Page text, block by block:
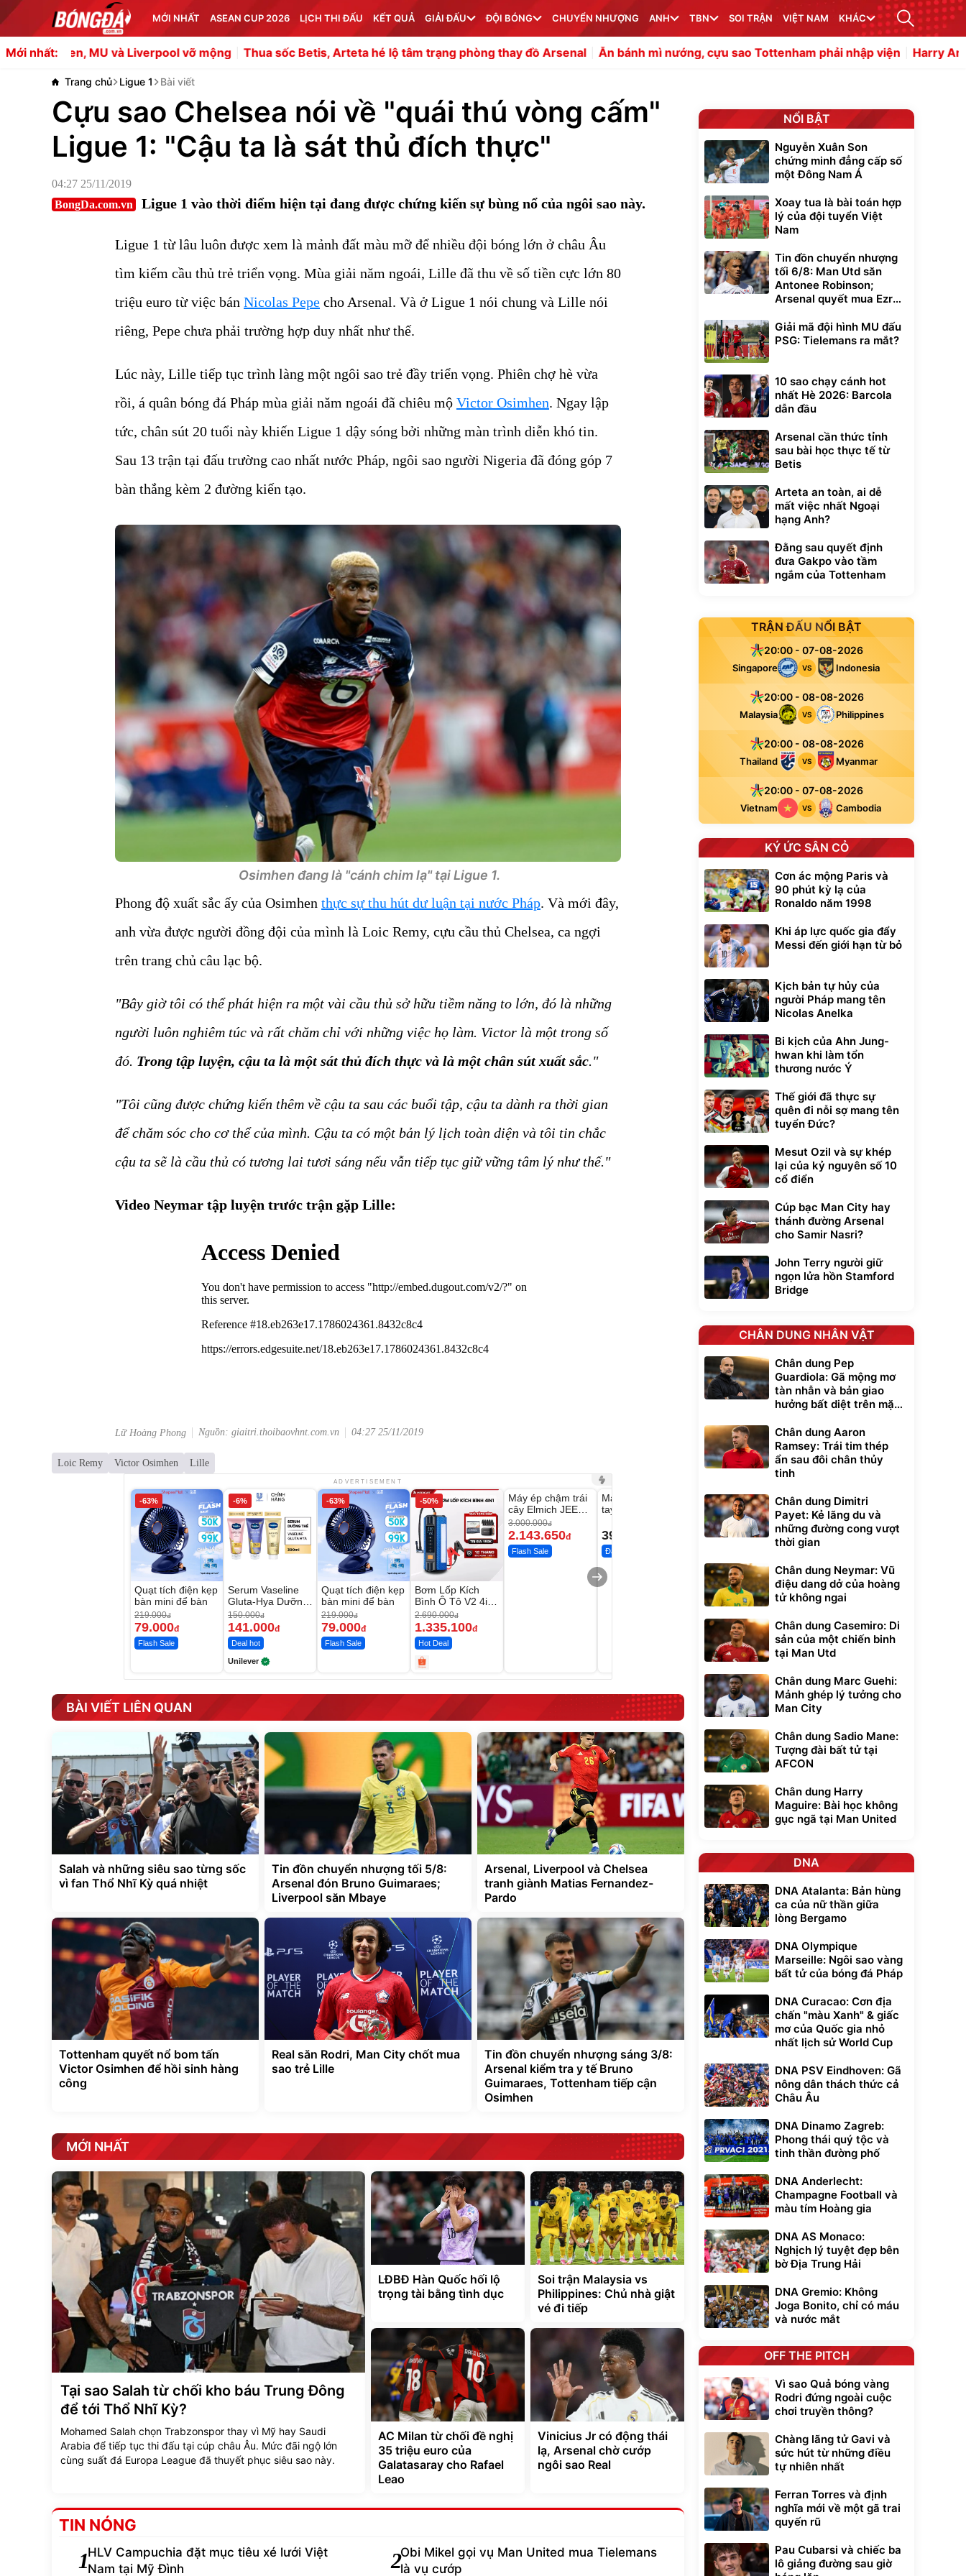
MỚI NHẤT ASEAN CUP 2026 LỊCH THI ĐẤU KẾT QUẢ GIẢI ĐẤU ĐỘI BÓNG CHUYỂN NHƯỢNG ANH TBN SOI TRẬN VIỆT NAM KHÁC
Mới nhất:
MU và Liverpool vỡ mộng Thua sốc Betis, Arteta hé lộ tâm trạng phòng thay đồ Arsenal Ăn bánh mì nướng, cựu sao Tottenham phải nhập viện Harry Amass cản bước
Trang chủ Ligue 1 Bài viết
Cựu sao Chelsea nói về "quái thú vòng cấm"
Ligue 1: "Cậu ta là sát thủ đích thực"
04:27 25/11/2019
BongDa.com.vn
Ligue 1 vào thời điểm hiện tại đang được chứng kiến sự bùng nổ của ngôi sao này.
Ligue 1 từ lâu luôn được xem là mảnh đất màu mỡ để nhiều đội bóng lớn ở châu Âu
tìm kiếm cầu thủ trẻ triển vọng. Mùa giải năm ngoái, Lille đã thu về số tiền cực lớn 80
triệu euro từ việc bán Nicolas Pepe cho Arsenal. Và ở Ligue 1 nói chung và Lille nói
riêng, Pepe chưa phải trường hợp duy nhất như thế.
Lúc này, Lille tiếp tục trình làng một ngôi sao trẻ đầy triển vọng. Phiên chợ hè vừa
rồi, á quân bóng đá Pháp mùa giải năm ngoái đã chiêu mộ Victor Osimhen. Ngay lập
tức, chân sút 20 tuổi này khiến Ligue 1 dậy sóng bởi những màn trình diễn khó tin.
Sau 13 trận tại đấu trường cao nhất nước Pháp, ngôi sao người Nigeria đã đóng góp 7
bàn thắng kèm 2 đường kiến tạo.
Osimhen đang là "cánh chim lạ" tại Ligue 1.
Phong độ xuất sắc ấy của Osimhen thực sự thu hút dư luận tại nước Pháp. Và mới đây,
anh vừa được người đồng đội của mình là Loic Remy, cựu cầu thủ Chelsea, ca ngợi
trên trang chủ câu lạc bộ.
"Bây giờ tôi có thể phát hiện ra một vài cầu thủ sở hữu tiềm năng to lớn, đó là những
người luôn nghiêm túc và rất chăm chỉ với những việc họ làm. Victor là một trong số
đó. Trong tập luyện, cậu ta là một sát thủ đích thực và là một chân sút xuất sắc."
"Tôi cũng được chứng kiến thêm về cậu ta sau các buổi tập, cậu ta dành ra thời gian
để chăm sóc cho cơ thể của mình. Cậu ta có một bản lý lịch toàn diện và tôi tin chắc
cậu ta sẽ là cầu thủ có tương lai tươi sáng nếu vẫn tiếp tục giữ vững tâm lý như thế."
Video Neymar tập luyện trước trận gặp Lille:
Lữ Hoàng Phong Nguồn: giaitri.thoibaovhnt.com.vn 04:27 25/11/2019
Loic Remy Victor Osimhen Lille
ADVERTISEMENT
-63%
Quạt tích điện kẹp
bàn mini để bàn
219.000đ
79.000đ
Flash Sale
-6%
Serum Vaseline
Gluta-Hya Dưỡng
Da Sáng Mịn Sau
7 Ngày
150.000đ
141.000đ
Deal hot
Unilever
-63%
Quạt tích điện kẹp
bàn mini để bàn
219.000đ
79.000đ
Flash Sale
-50%
Bơm Lốp Kích
Bình Ô Tô V2 4in1
MEDICAR –
12.000mAh
2.690.000đ
1.335.100đ
Hot Deal
-28%
Máy ép chậm trái
cây Elmich JEE
1855OL
3.000.000đ
2.143.650đ
Flash Sale
Máy rửa xe cầm
tay xịt rửa cao áp
399.000
Đã bán nhiều
Bạt phủ xe ô tô
cao cấp, tráng
325.000đ
Đã bán nhiều
Xe đạp điện trợ
lực G-Force C14
tiện lợi
7.092.000đ
Đang xem nhiều
BÀI VIẾT LIÊN QUAN
Salah và những siêu sao từng sốc
vì fan Thổ Nhĩ Kỳ quá nhiệt
Tin đồn chuyển nhượng tối 5/8:
Arsenal đón Bruno Guimaraes;
Liverpool săn Mbaye
Arsenal, Liverpool và Chelsea
tranh giành Matias Fernandez-
Pardo
Tottenham quyết nổ bom tấn
Victor Osimhen để hồi sinh hàng
công
Real săn Rodri, Man City chốt mua
sao trẻ Lille
Tin đồn chuyển nhượng sáng 3/8:
Arsenal kiểm tra y tế Bruno
Guimaraes, Tottenham tiếp cận
Osimhen
MỚI NHẤT
Tại sao Salah từ chối kho báu Trung Đông
để tới Thổ Nhĩ Kỳ?
Mohamed Salah chọn Trabzonspor thay vì Mỹ hay Saudi
Arabia để tiếp tục thi đấu tại cúp châu Âu. Mức đãi ngộ lớn
cùng suất đá Europa League đã thuyết phục siêu sao này.
LĐBĐ Hàn Quốc hối lộ
trọng tài bằng tình dục
Soi trận Malaysia vs
Philippines: Chủ nhà giật
vé đi tiếp
AC Milan từ chối đề nghị
35 triệu euro của
Galatasaray cho Rafael
Leao
Vinicius Jr có động thái
lạ, Arsenal chờ cướp
ngôi sao Real
TIN NÓNG
1HLV Campuchia đặt mục tiêu xé lưới Việt
Nam tại Mỹ Đình
2Obi Mikel gọi vụ Man United mua Tielemans
là vụ cướp
NỔI BẬT
Nguyễn Xuân Son
chứng minh đẳng cấp số
một Đông Nam Á
Xoay tua là bài toán hợp
lý của đội tuyển Việt
Nam
Tin đồn chuyển nhượng
tối 6/8: Man Utd săn
Antonee Robinson;
Arsenal quyết mua Ezri
Giải mã đội hình MU đấu
PSG: Tielemans ra mắt?
10 sao chạy cánh hot
nhất Hè 2026: Barcola
dẫn đầu
Arsenal cần thức tỉnh
sau bài học thực tế từ
Betis
Arteta an toàn, ai dễ
mất việc nhất Ngoại
hạng Anh?
Đằng sau quyết định
đưa Gakpo vào tầm
ngắm của Tottenham
TRẬN ĐẤU NỔI BẬT
20:00 - 07-08-2026
Singapore VS Indonesia
20:00 - 08-08-2026
Malaysia VS Philippines
20:00 - 08-08-2026
Thailand VS Myanmar
20:00 - 07-08-2026
Vietnam VS Cambodia
KÝ ỨC SÂN CỎ
Cơn ác mộng Paris và
90 phút kỳ lạ của
Ronaldo năm 1998
Khi áp lực quốc gia đẩy
Messi đến giới hạn từ bỏ
Kịch bản tự hủy của
người Pháp mang tên
Nicolas Anelka
Bi kịch của Ahn Jung-
hwan khi làm tổn
thương nước Ý
Thế giới đã thực sự
quên đi nỗi sợ mang tên
tuyển Đức?
Mesut Ozil và sự khép
lại của kỷ nguyên số 10
cổ điển
Cúp bạc Man City hay
thánh đường Arsenal
cho Samir Nasri?
John Terry người giữ
ngọn lửa hồn Stamford
Bridge
CHÂN DUNG NHÂN VẬT
Chân dung Pep
Guardiola: Gã mộng mơ
tàn nhẫn và bản giao
hưởng bất diệt trên mặt
Chân dung Aaron
Ramsey: Trái tim thép
ẩn sau đôi chân thủy
tinh
Chân dung Dimitri
Payet: Kẻ lãng du và
những đường cong vượt
thời gian
Chân dung Neymar: Vũ
điệu dang dở của hoàng
tử không ngai
Chân dung Casemiro: Di
sản của một chiến binh
tại Man Utd
Chân dung Marc Guehi:
Mảnh ghép lý tưởng cho
Man City
Chân dung Sadio Mane:
Tượng đài bất tử tại
AFCON
Chân dung Harry
Maguire: Bài học không
gục ngã tại Man United
DNA
DNA Atalanta: Bản hùng
ca của nữ thần giữa
lòng Bergamo
DNA Olympique
Marseille: Ngôi sao vàng
bất tử của bóng đá Pháp
DNA Curacao: Cơn địa
chấn "màu Xanh" & giấc
mơ của Quốc gia nhỏ
nhất lịch sử World Cup
DNA PSV Eindhoven: Gã
nông dân thách thức cả
Châu Âu
DNA Dinamo Zagreb:
Phong thái quý tộc và
tinh thần đường phố
DNA Anderlecht:
Champagne Football và
màu tím Hoàng gia
DNA AS Monaco:
Nghịch lý tuyệt đẹp bên
bờ Địa Trung Hải
DNA Gremio: Không
Joga Bonito, chỉ có máu
và nước mắt
OFF THE PITCH
Vì sao Quả bóng vàng
Rodri đứng ngoài cuộc
chơi truyền thông?
Chàng lãng tử Gavi và
sức hút từ những điều
tự nhiên nhất
Ferran Torres và định
nghĩa mới về một gã trai
quyến rũ
Pau Cubarsi và chiếc ba
lô giảng đường sau giờ